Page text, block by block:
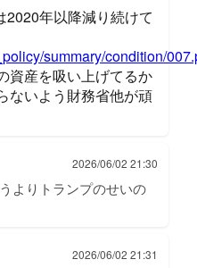
年以降減り続けて
summary/condition/
資産を吸い上げてるか
ないよう財務省他が頑
2026/06/02 21:30
よりトランプのせいの
2026/06/02 21:31